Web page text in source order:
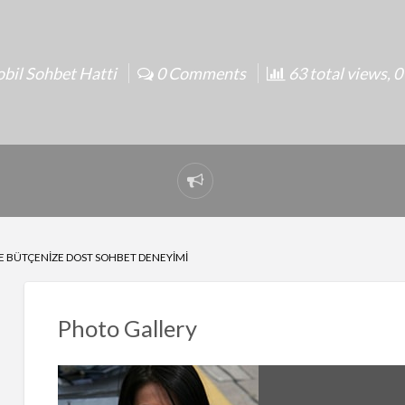
Sohbet Hatti 0 Comments 63 total views,
Report
problem
BÜTÇENIZE DOST SOHBET DENEYIMI
Photo Gallery